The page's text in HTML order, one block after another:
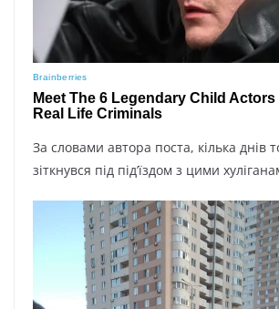
За словами автора поста, кілька днів
зіткнувся під під’їздом з цими